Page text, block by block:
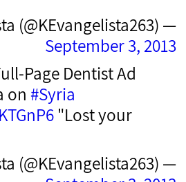
— K Evangelista (@KEvangelista263)
September 3, 2013
Page Dentist Ad
on#Syria
"Lost your
— K Evangelista (@KEvangelista263)